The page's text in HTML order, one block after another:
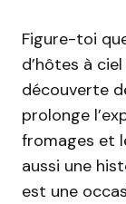
Figure-toi
d’hôtes à
découverte
prolonge
fromages et
aussi une
est une